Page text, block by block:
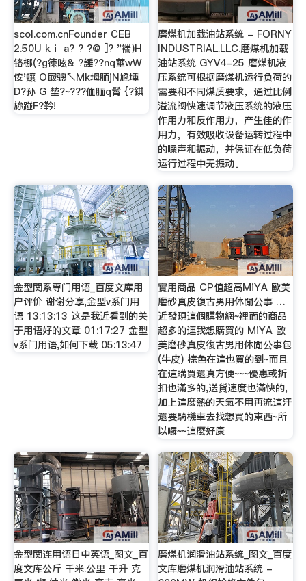
scol.com.cnFounder CEB
2.50U kⅰ a? ? ?@ ]? "褍)H
铬梛(?g徚呟& ?諈??nq蕐wW
侒'蠰 O冣骢↖Mk坶腼jN尮堹
D?孙 G 堏?~???侐腼q髾 {?錤
旀踫F?靲!
磨煤机加载油站系统 - FORNY
INDUSTRIAL.LLC.磨煤机加载
油站系统 GYV4-25 磨煤机液
压系统可根据磨煤机运行负荷的
需要和不同煤质要求，通过比例
溢流阀快速调节液压系统的液压
作用力和反作用力，产生佳的作
用力，有效吸收设备运转过程中
的噪声和振动，并保证在低负荷
运行过程中无振动。
金型関系専门用语_百度文库用
户评价 谢谢分享,金型v系门用
语 13:13:13 这是我近看到的关
于用语好的文章 01:17:27 金型
v系门用语,如何下载 05:13:47
實用商品 CP值超高MiYA 歐美
磨砂真皮復古男用休閒公事 …
近發現這個購物網~裡面的商品
超多的連我想購買的 MiYA 歐
美磨砂真皮復古男用休閒公事包
(牛皮) 棕色在這也買的到~而且
在這購買還真方便~~~優惠或折
扣也滿多的,送貨速度也滿快的,
加上這麼熱的天氣不用再流這汗
還要騎機車去找想買的東西~所
以囉~~這麼好康
金型関连用语日中英语_图文_百
度文库公斤 千米.公里 千升 克
磨煤机润滑油站系统_图文_百度
文库磨煤机润滑油站系统 -